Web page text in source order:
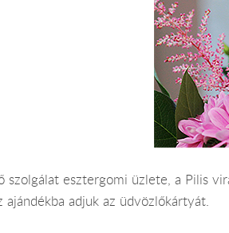
szolgálat esztergomi üzlete, a Pilis
adjuk az üdvözlőkártyát.